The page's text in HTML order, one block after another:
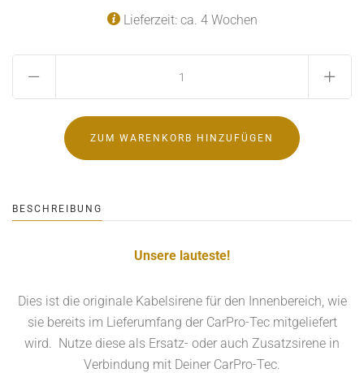
Lieferzeit: ca. 4 Wochen
BESCHREIBUNG
Unsere lauteste!
Dies ist die originale Kabelsirene für den Innenbereich, wie
sie bereits im Lieferumfang der CarPro-Tec mitgeliefert
wird. Nutze diese als Ersatz- oder auch Zusatzsirene in
Verbindung mit Deiner CarPro-Tec.